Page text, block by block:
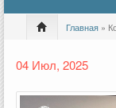
Главная »
04 Июл, 2025